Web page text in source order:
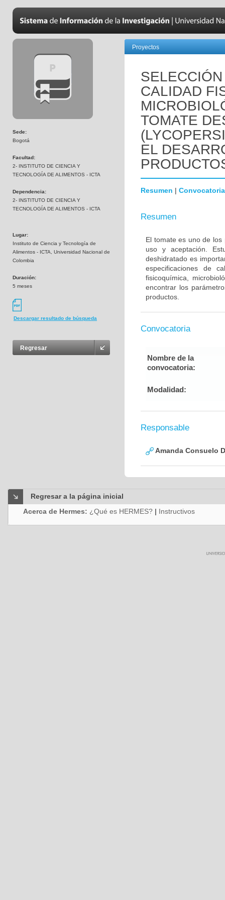
Sede:
Bogotá
Facultad:
2- INSTITUTO DE CIENCIA Y
TECNOLOGÍA DE ALIMENTOS - ICTA
Dependencia:
2- INSTITUTO DE CIENCIA Y
TECNOLOGÍA DE ALIMENTOS - ICTA
Lugar:
Instituto de Ciencia y Tecnología de
Alimentos - ICTA, Universidad Nacional de
Colombia
Duración:
5 meses
Descargar resultado de búsqueda
Regresar
Proyectos
CALIDAD
TOMATE
EL
Resumen | Convocatoria
Resumen
El tomate es uno de
uso y aceptación.
deshidratado es
especificaciones de
fisicoquímica,
encontrar los
productos.
Convocatoria
Nombre de la
convocatoria:
Modalidad:
Responsable
Amanda Consuelo
Regresar a la página inicial
Acerca de Hermes: ¿Qué es HERMES? | Instructivos